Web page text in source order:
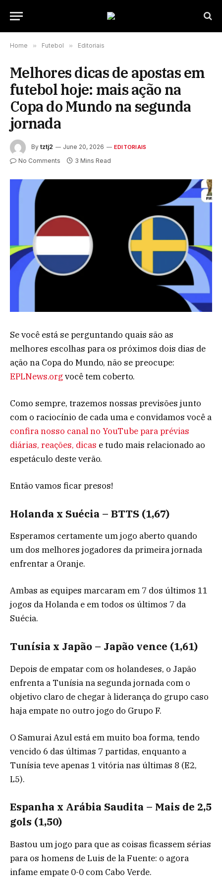
Home » Futebol » Editoriais
Melhores dicas de apostas em
futebol hoje: mais ação na
Copa do Mundo na segunda
jornada
By tztj2 June 20, 2026 EDITORIAIS
No Comments 3 Mins Read
Se você está se perguntando quais são as
melhores escolhas para os próximos dois dias de
ação na Copa do Mundo, não se preocupe:
EPLNews.org você tem coberto.
Como sempre, trazemos nossas previsões junto
com o raciocínio de cada uma e convidamos você a
confira nosso canal no YouTube para prévias
diárias, reações, dicas e tudo mais relacionado ao
espetáculo deste verão.
Então vamos ficar presos!
Holanda x Suécia – BTTS (1,67)
Esperamos certamente um jogo aberto quando
um dos melhores jogadores da primeira jornada
enfrentar a Oranje.
Ambas as equipes marcaram em 7 dos últimos 11
jogos da Holanda e em todos os últimos 7 da
Suécia.
Tunísia x Japão – Japão vence (1,61)
Depois de empatar com os holandeses, o Japão
enfrenta a Tunísia na segunda jornada com o
objetivo claro de chegar à liderança do grupo caso
haja empate no outro jogo do Grupo F.
O Samurai Azul está em muito boa forma, tendo
vencido 6 das últimas 7 partidas, enquanto a
Tunísia teve apenas 1 vitória nas últimas 8 (E2,
L5).
Espanha x Arábia Saudita – Mais de 2,5
gols (1,50)
Bastou um jogo para que as coisas ficassem sérias
para os homens de Luis de la Fuente: o agora
infame empate 0-0 com Cabo Verde.